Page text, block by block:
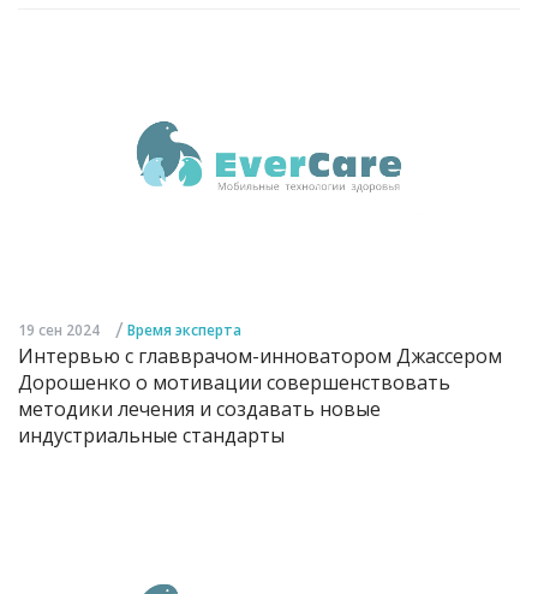
19 сен 2024 / Время эксперта
Интервью с главврачом-инноватором Джассером
Дорошенко о мотивации совершенствовать
методики лечения и создавать новые
индустриальные стандарты